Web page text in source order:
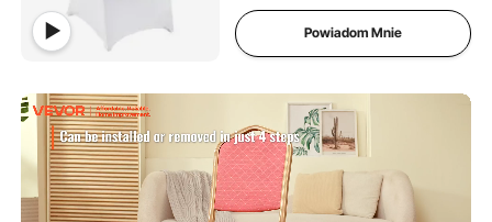
uroczystości, do jadalni
Powiadom Mnie